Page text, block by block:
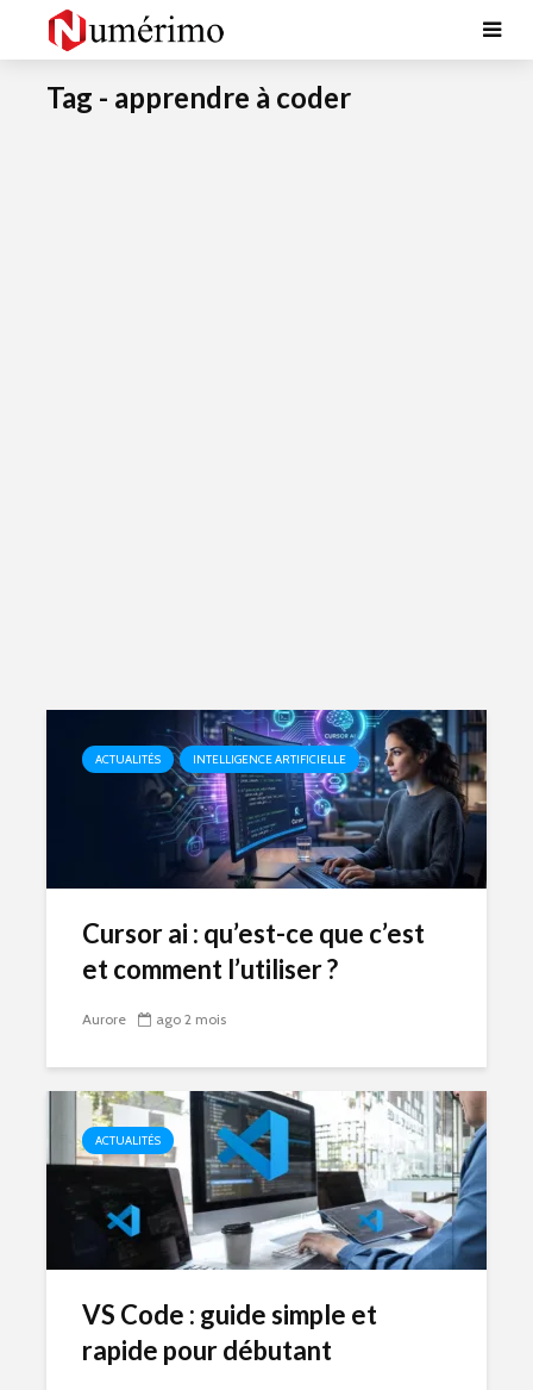
Tag - apprendre à coder
ACTUALITÉS INTELLIGENCE ARTIFICIELLE
Cursor ai : qu’est-ce que c’est
et comment l’utiliser ?
Aurore ago 2 mois
ACTUALITÉS
VS Code : guide simple et
rapide pour débutant